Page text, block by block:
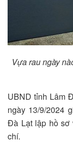
Vựa rau ngày
UBND tỉnh Lâm
ngày 13/9/2024
Đà Lạt lập hồ sơ
chí.